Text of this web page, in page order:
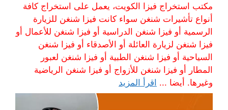
مكتب استخراج فيزا الكويت، يعمل على استخراج كافة
أنواع تأشيرات شنغن سواء كانت فيزا شنغن للزيارة
الرسمية أو فيزا شنغن الدراسية أو فيزا شنغن للأعمال أو
فيزا شنغن لزيارة العائلة أو الأصدقاء أو فيزا شنغن
السياحية أو فيزا شنغن الطبية أو فيزا شنغن لعبور
المطار أو فيزا شنغن للأزواج أو فيزا شنغن الرياضية
وغيرها. أيضا ... اقرأ المزيد